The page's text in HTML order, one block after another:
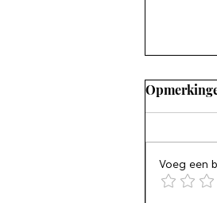
Leef
Voeg een